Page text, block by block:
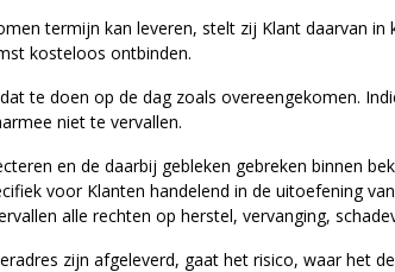
termijn kan leveren, stelt zij Klant daarvan
kosteloos ontbinden.
te doen op de dag zoals overeengekomen.
niet te vervallen.
en de daarbij gebleken gebreken binnen
voor Klanten handelend in de uitoefening
alle rechten op herstel, vervanging,
zijn afgeleverd, gaat het risico, waar het